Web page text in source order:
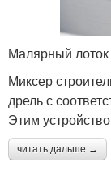
Малярный
Миксер
дрель с
Этим
читать дальше →